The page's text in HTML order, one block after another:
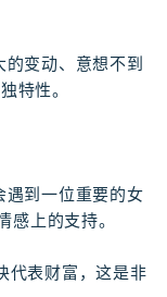
变动、意想不到
特性。
遇到一位重要的女
上的支持。
代表财富，这是非